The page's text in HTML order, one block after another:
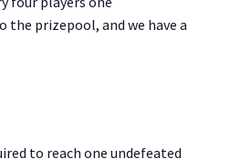
the prizepool, and we have a
to reach one undefeated